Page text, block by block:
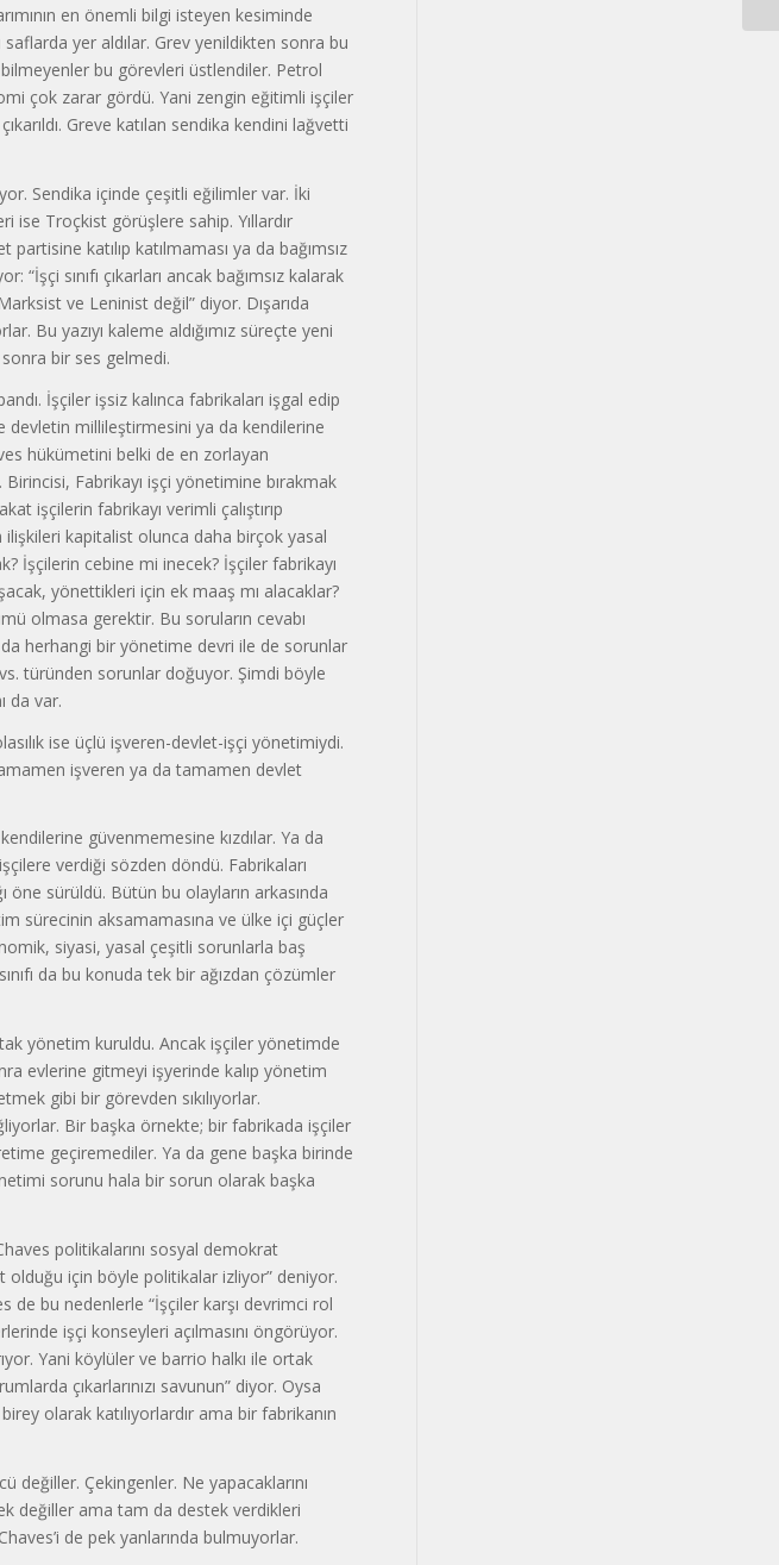
en önemli bilgi isteyen kesiminde
saflarda yer aldılar. Grev yenildikten sonra bu
bu görevleri üstlendiler. Petrol
çok zarar gördü. Yani zengin eğitimli işçiler
Greve katılan sendika kendini lağvetti
Sendika içinde çeşitli eğilimler var. İki
ise Troçkist görüşlere sahip. Yıllardır
katılıp katılmaması ya da bağımsız
“İşçi sınıfı çıkarları ancak bağımsız kalarak
ve Leninist değil” diyor. Dışarıda
Bu yazıyı kaleme aldığımız süreçte yeni
sonra bir ses gelmedi.
İşçiler işsiz kalınca fabrikaları işgal edip
devletin millileştirmesini ya da kendilerine
hükümetini belki de en zorlayan
Fabrikayı işçi yönetimine bırakmak
işçilerin fabrikayı verimli çalıştırıp
ilişkileri kapitalist olunca daha birçok yasal
İşçilerin cebine mi inecek? İşçiler fabrikayı
yönettikleri için ek maaş mı alacaklar?
olmasa gerektir. Bu soruların cevabı
herhangi bir yönetime devri ile de sorunlar
türünden sorunlar doğuyor. Şimdi böyle
da var.
ise üçlü işveren-devlet-işçi yönetimiydi.
işveren ya da tamamen devlet
güvenmemesine kızdılar. Ya da
verdiği sözden döndü. Fabrikaları
sürüldü. Bütün bu olayların arkasında
sürecinin aksamamasına ve ülke içi güçler
siyasi, yasal çeşitli sorunlarla baş
da bu konuda tek bir ağızdan çözümler
yönetim kuruldu. Ancak işçiler yönetimde
evlerine gitmeyi işyerinde kalıp yönetim
gibi bir görevden sıkılıyorlar.
Bir başka örnekte; bir fabrikada işçiler
geçiremediler. Ya da gene başka birinde
sorunu hala bir sorun olarak başka
politikalarını sosyal demokrat
olduğu için böyle politikalar izliyor” deniyor.
de bu nedenlerle “İşçiler karşı devrimci rol
işçi konseyleri açılmasını öngörüyor.
Yani köylüler ve barrio halkı ile ortak
çıkarlarınızı savunun” diyor. Oysa
olarak katılıyorlardır ama bir fabrikanın
değiller. Çekingenler. Ne yapacaklarını
değiller ama tam da destek verdikleri
de pek yanlarında bulmuyorlar.